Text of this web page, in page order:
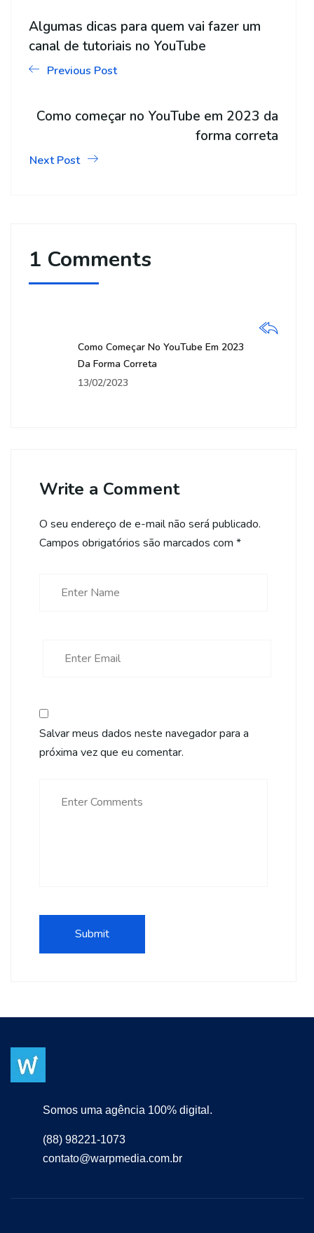
Algumas dicas para quem vai fazer um
canal de tutoriais no YouTube
Previous Post
Como começar no YouTube em 2023 da
forma correta
Next Post
1 Comments
Como Começar No YouTube Em 2023
Da Forma Correta
13/02/2023
Write a Comment
O seu endereço de e-mail não será publicado.
Campos obrigatórios são marcados com *
Salvar meus dados neste navegador para a
próxima vez que eu comentar.
Somos uma agência 100% digital.
(88) 98221-1073
contato@warpmedia.com.br